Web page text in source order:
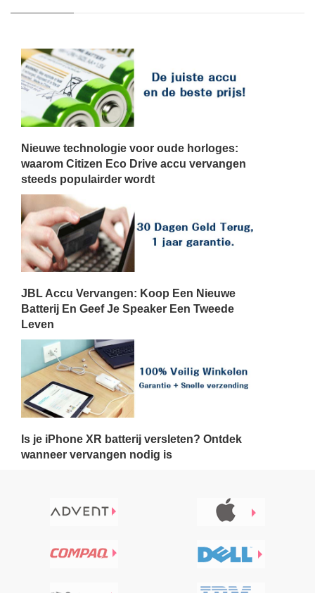
Nieuwe technologie voor oude horloges:
waarom Citizen Eco Drive accu vervangen
steeds populairder wordt
JBL Accu Vervangen: Koop Een Nieuwe
Batterij En Geef Je Speaker Een Tweede
Leven
Is je iPhone XR batterij versleten? Ontdek
wanneer vervangen nodig is